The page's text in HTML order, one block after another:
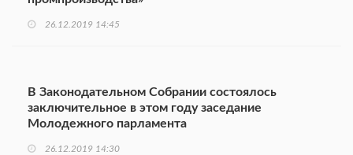
26.12.2019 14:45
В Законодательном Собрании состоялось
заключительное в этом году заседание
Молодежного парламента
26.12.2019 14:30